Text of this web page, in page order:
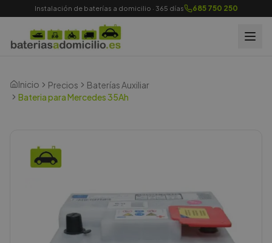
Instalación de baterías a domicilio · 365 días 685 750 250
Inicio Precios
Baterías Auxiliar
Bateria para Mercedes 35Ah